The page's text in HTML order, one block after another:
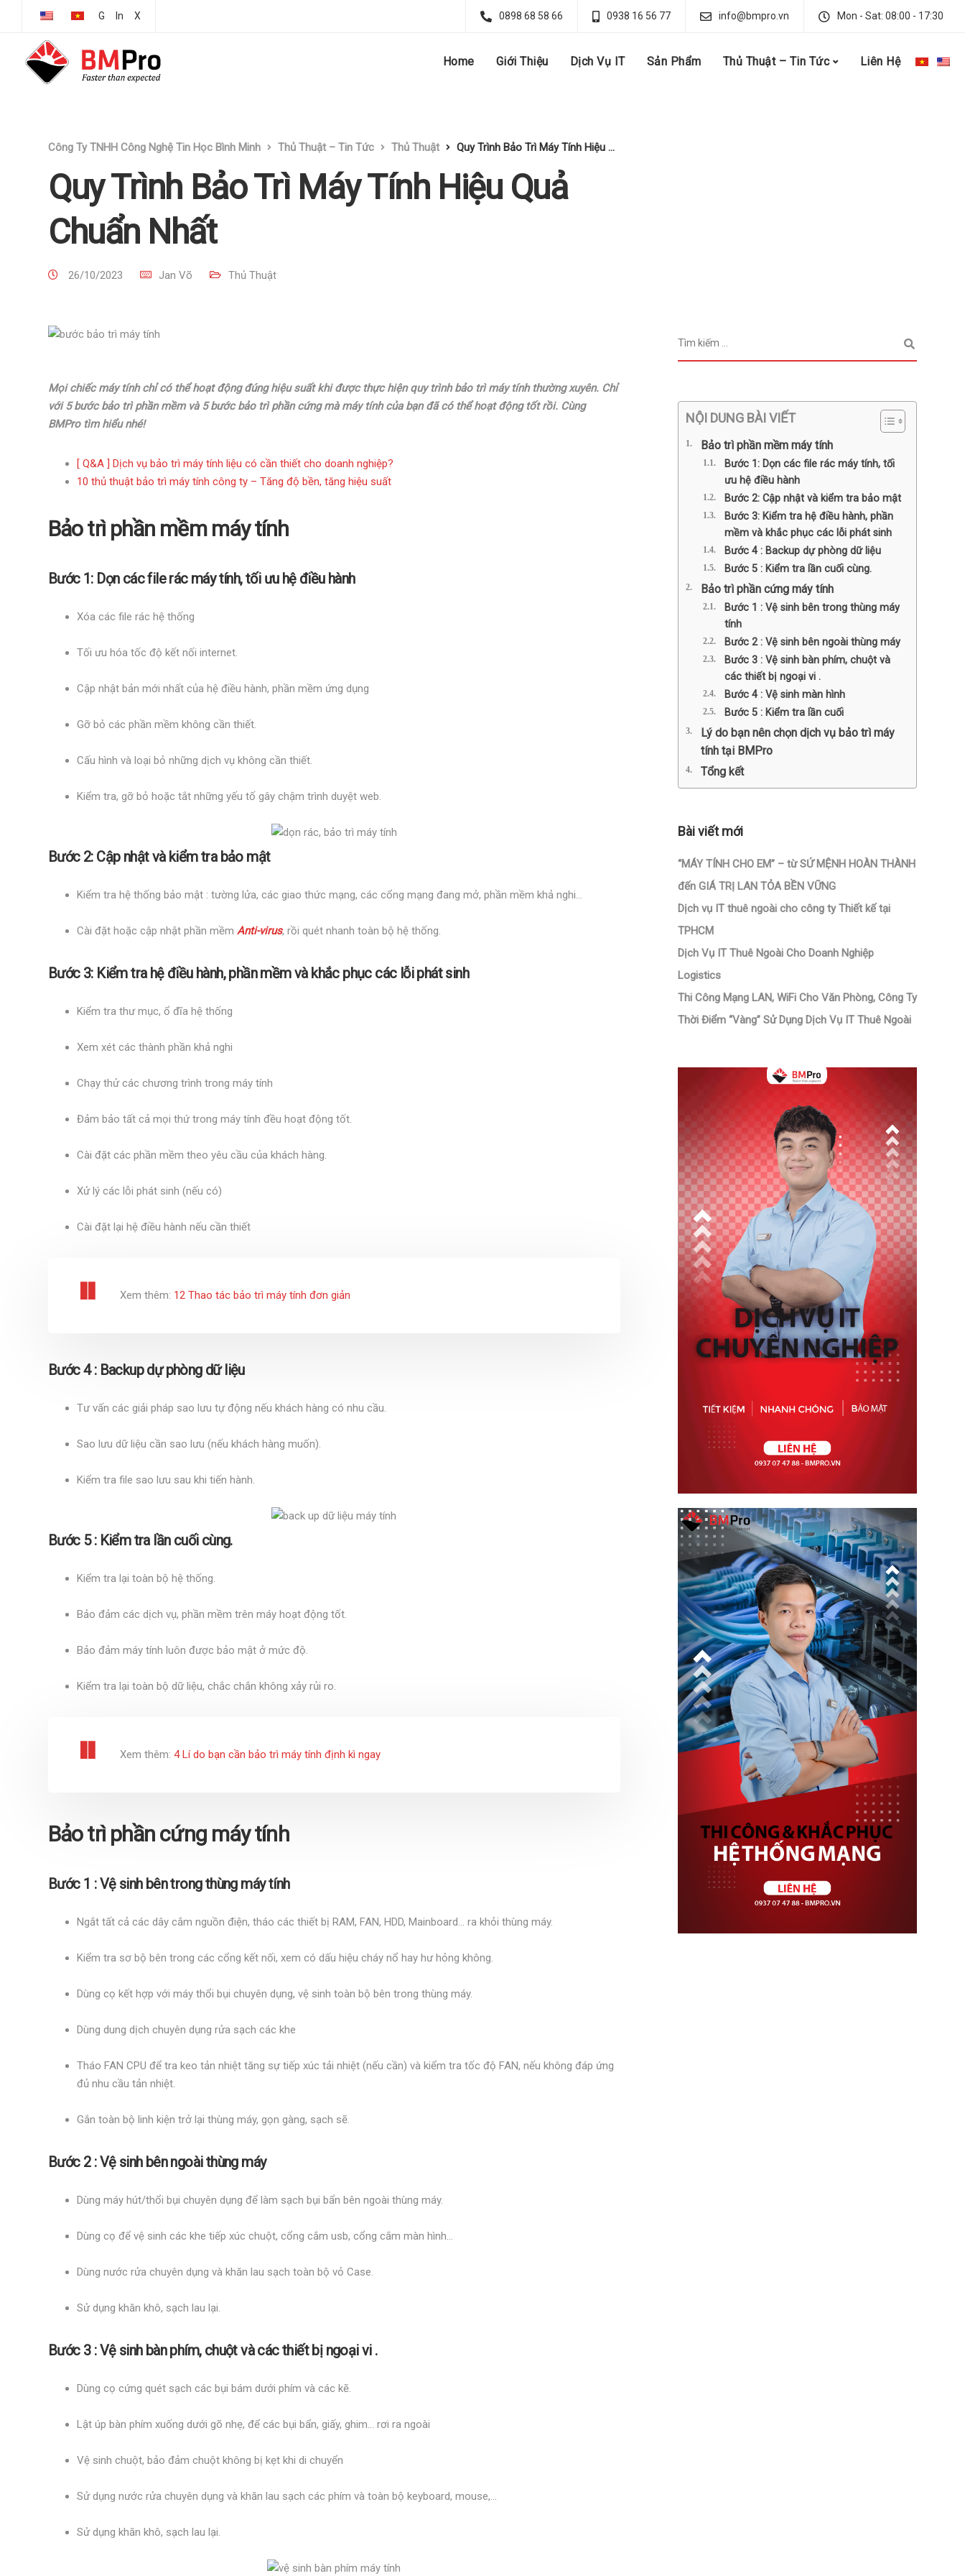
G In X 0898 68 58 66 0938 16 56 77 info@bmpro.vn Mon - Sat: 08:00 - 17:30
Home Giới Thiệu Dịch Vụ IT Sản Phẩm Thủ Thuật – Tin Tức Liên Hệ
Công Ty TNHH Công Nghệ Tin Học Bình Minh Thủ Thuật – Tin Tức Thủ Thuật Quy Trình Bảo Trì Máy Tính Hiệu Quả Chuẩn Nhất
Quy Trình Bảo Trì Máy Tính Hiệu Quả
Chuẩn Nhất
26/10/2023 Jan Võ Thủ Thuật
Mọi chiếc máy tính chỉ có thể hoạt động đúng hiệu suất khi được thực hiện quy trình bảo trì máy tính thường xuyên. Chỉ
với 5 bước bảo trì phần mềm và 5 bước bảo trì phần cứng mà máy tính của bạn đã có thể hoạt động tốt rồi. Cùng
BMPro tìm hiểu nhé!
[ Q&A ] Dịch vụ bảo trì máy tính liệu có cần thiết cho doanh nghiệp?
10 thủ thuật bảo trì máy tính công ty – Tăng độ bền, tăng hiệu suất
Bảo trì phần mềm máy tính
Bước 1: Dọn các file rác máy tính, tối ưu hệ điều hành
Xóa các file rác hệ thống
Tối ưu hóa tốc độ kết nối internet.
Cập nhật bản mới nhất của hệ điều hành, phần mềm ứng dụng
Gỡ bỏ các phần mềm không cần thiết.
Cấu hình và loại bỏ những dịch vụ không cần thiết.
Kiểm tra, gỡ bỏ hoặc tắt những yếu tố gây chậm trình duyệt web.
Bước 2: Cập nhật và kiểm tra bảo mật
Kiểm tra hệ thống bảo mật : tường lửa, các giao thức mạng, các cổng mạng đang mở, phần mềm khả nghi…
Cài đặt hoặc cập nhật phần mềm Anti-virus, rồi quét nhanh toàn bộ hệ thống.
Bước 3: Kiểm tra hệ điều hành, phần mềm và khắc phục các lỗi phát sinh
Kiểm tra thư mục, ổ đĩa hệ thống
Xem xét các thành phần khả nghi
Chạy thử các chương trình trong máy tính
Đảm bảo tất cả mọi thứ trong máy tính đều hoạt động tốt.
Cài đặt các phần mềm theo yêu cầu của khách hàng.
Xử lý các lỗi phát sinh (nếu có)
Cài đặt lại hệ điều hành nếu cần thiết
Xem thêm: 12 Thao tác bảo trì máy tính đơn giản
Bước 4 : Backup dự phòng dữ liệu
Tư vấn các giải pháp sao lưu tự động nếu khách hàng có nhu cầu.
Sao lưu dữ liệu cần sao lưu (nếu khách hàng muốn).
Kiểm tra file sao lưu sau khi tiến hành.
Bước 5 : Kiểm tra lần cuối cùng.
Kiểm tra lại toàn bộ hệ thống.
Bảo đảm các dịch vụ, phần mềm trên máy hoạt động tốt.
Bảo đảm máy tính luôn được bảo mật ở mức độ.
Kiểm tra lại toàn bộ dữ liệu, chắc chắn không xảy rủi ro.
Xem thêm: 4 Lí do bạn cần bảo trì máy tính định kì ngay
Bảo trì phần cứng máy tính
Bước 1 : Vệ sinh bên trong thùng máy tính
Ngắt tất cả các dây cắm nguồn điện, tháo các thiết bị RAM, FAN, HDD, Mainboard… ra khỏi thùng máy.
Kiểm tra sơ bộ bên trong các cổng kết nối, xem có dấu hiệu cháy nổ hay hư hỏng không.
Dùng cọ kết hợp với máy thổi bụi chuyên dụng, vệ sinh toàn bộ bên trong thùng máy.
Dùng dung dịch chuyên dụng rửa sạch các khe
Tháo FAN CPU để tra keo tản nhiệt tăng sự tiếp xúc tải nhiệt (nếu cần) và kiểm tra tốc độ FAN, nếu không đáp ứng
đủ nhu cầu tản nhiệt.
Gắn toàn bộ linh kiện trở lại thùng máy, gọn gàng, sạch sẽ.
Bước 2 : Vệ sinh bên ngoài thùng máy
Dùng máy hút/thổi bụi chuyên dụng để làm sạch bụi bẩn bên ngoài thùng máy.
Dùng cọ để vệ sinh các khe tiếp xúc chuột, cổng cắm usb, cổng cắm màn hình…
Dùng nước rửa chuyên dụng và khăn lau sạch toàn bộ vỏ Case.
Sử dụng khăn khô, sạch lau lại.
Bước 3 : Vệ sinh bàn phím, chuột và các thiết bị ngoại vi .
Dùng cọ cứng quét sạch các bụi bám dưới phím và các kẽ.
Lật úp bàn phím xuống dưới gõ nhẹ, để các bụi bẩn, giấy, ghim… rơi ra ngoài
Vệ sinh chuột, bảo đảm chuột không bị kẹt khi di chuyển
Sử dụng nước rửa chuyên dụng và khăn lau sạch các phím và toàn bộ keyboard, mouse,…
Sử dụng khăn khô, sạch lau lại.
NỘI DUNG BÀI VIẾT
Bảo trì phần mềm máy tính
Bước 1: Dọn các file rác máy tính, tối
ưu hệ điều hành
Bước 2: Cập nhật và kiểm tra bảo mật
Bước 3: Kiểm tra hệ điều hành, phần
mềm và khắc phục các lỗi phát sinh
Bước 4 : Backup dự phòng dữ liệu
Bước 5 : Kiểm tra lần cuối cùng.
Bảo trì phần cứng máy tính
Bước 1 : Vệ sinh bên trong thùng máy
tính
Bước 2 : Vệ sinh bên ngoài thùng máy
Bước 3 : Vệ sinh bàn phím, chuột và
các thiết bị ngoại vi .
Bước 4 : Vệ sinh màn hình
Bước 5 : Kiểm tra lần cuối
Lý do bạn nên chọn dịch vụ bảo trì máy
tính tại BMPro
Tổng kết
Bài viết mới
“MÁY TÍNH CHO EM” – từ SỨ MỆNH HOÀN THÀNH
đến GIÁ TRỊ LAN TỎA BỀN VỮNG
Dịch vụ IT thuê ngoài cho công ty Thiết kế tại
TPHCM
Dịch Vụ IT Thuê Ngoài Cho Doanh Nghiệp
Logistics
Thi Công Mạng LAN, WiFi Cho Văn Phòng, Công Ty
Thời Điểm “Vàng” Sử Dụng Dịch Vụ IT Thuê Ngoài